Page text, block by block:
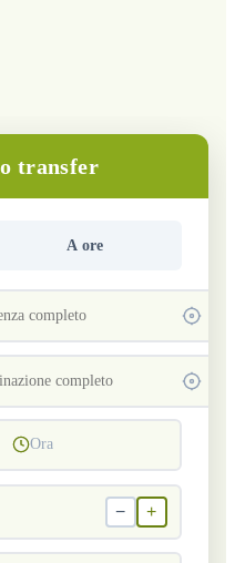
transfer
A ore
Ora
− +